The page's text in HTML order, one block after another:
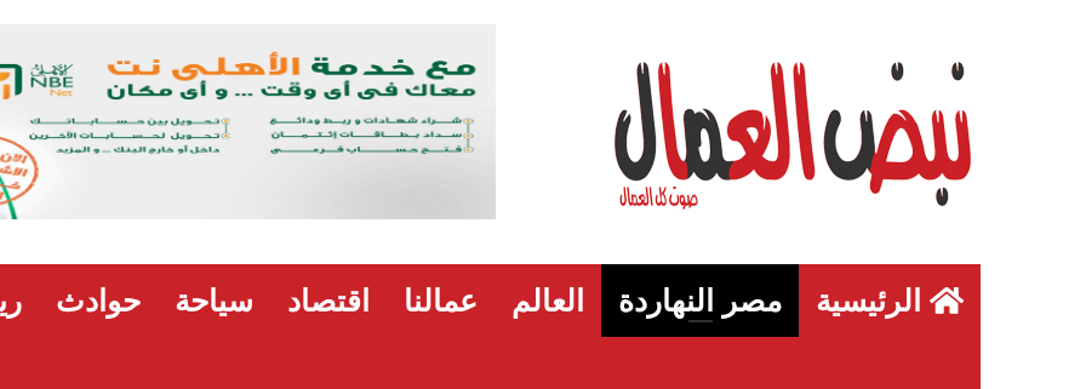
الرئيسية مصر النهاردة العالم عمالنا اقتصاد سياحة حوادث